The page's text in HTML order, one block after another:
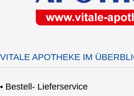
VITALE APOTHEKE IM
• Bestell- Lieferservice